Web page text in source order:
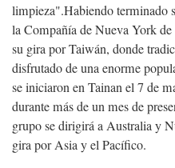
limpieza".Habiendo terminado
la Compañía de Nueva York
su gira por Taiwán, donde
disfrutado de una enorme
se iniciaron en Tainan el 7 de
durante más de un mes de
grupo se dirigirá a Australia y
gira por Asia y el Pacífico.